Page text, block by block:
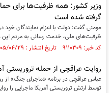
وزیر کشور: همه ظرفیت‌ها برای
گرفته شده است
مومنی گفت: دولت با اعزام نمایندگان خود
ظرفیت‌های ملی، خدمت رسانی به مردم این
کد خبر: ۹۱۱۰۳۰۹ تاریخ انتشار : ۱۴۰۵/۰۴/۲۹
روایت عراقچی از حمله تروریستی
عباس عراقچی در برنامه «ماجرای جنگ»
توسط ارتش تروریستی آمریکا ماجرایی را